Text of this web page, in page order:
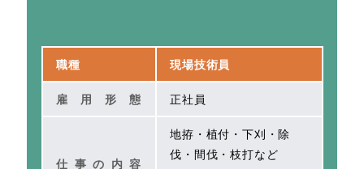
職種 現場技術員
雇用形態 正社員
仕事の内容
地拵・植付・下刈・除
伐・間伐・枝打など